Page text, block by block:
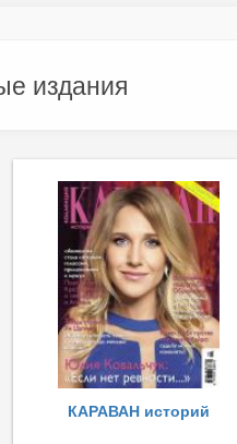
издания
КАРАВАН историй